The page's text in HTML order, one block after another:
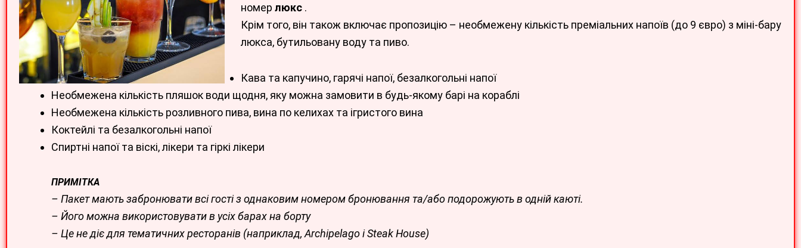
номер люкс .
Крім того, він також включає пропозицію – необмежену кількість преміальних напоїв (до 9 євро) з міні-бару
люкса, бутильовану воду та пиво.
Кава та капучино, гарячі напої, безалкогольні напої
Необмежена кількість пляшок води щодня, яку можна замовити в будь-якому барі на кораблі
Необмежена кількість розливного пива, вина по келихах та ігристого вина
Коктейлі та безалкогольні напої
Спиртні напої та віскі, лікери та гіркі лікери
ПРИМІТКА
– Пакет мають забронювати всі гості з однаковим номером бронювання та/або подорожують в одній каюті.
– Його можна використовувати в усіх барах на борту
– Це не діє для тематичних ресторанів (наприклад, Archipelago і Steak House)